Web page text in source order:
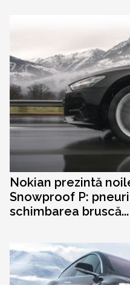
Nokian prezintă
Snowproof P:
schimbarea bruscă...